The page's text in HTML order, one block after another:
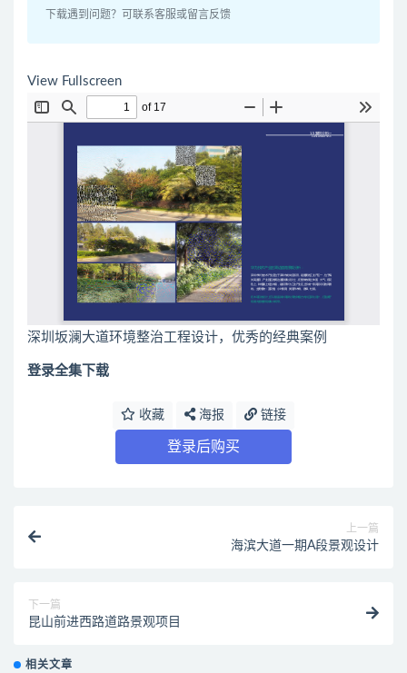
下载遇到问题？可联系客服或留言反馈
View Fullscreen
深圳坂澜大道环境整治工程设计，优秀的经典案例
登录全集下载
收藏 海报 链接
登录后购买
上一篇
海滨大道一期A段景观设计
下一篇
昆山前进西路道路景观项目
相关文章